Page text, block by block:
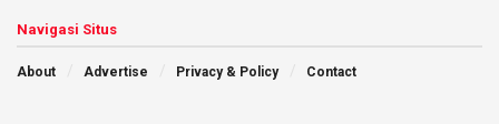
Navigasi Situs
About Advertise Privacy & Policy Contact